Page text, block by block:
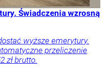
Świadczenia wzrosną
wyższe emerytury.
przeliczenie
zł brutto.